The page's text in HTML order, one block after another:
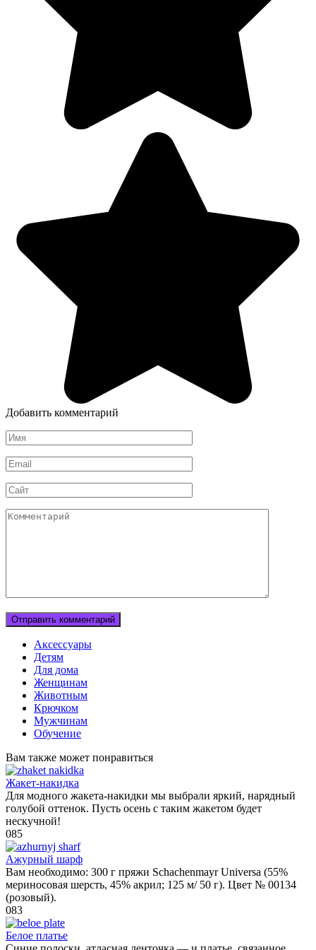
Добавить комментарий
Имя
Email
Сайт
Комментарий
Аксессуары
Детям
Для дома
Женщинам
Животным
Крючком
Мужчинам
Обучение
Вам также может понравиться
Жакет-накидка
Для модного жакета-накидки мы выбрали яркий, нарядный
голубой оттенок. Пусть осень с таким жакетом будет
нескучной!
085
Ажурный шарф
Вам необходимо: 300 г пряжи Schachenmayr Universa (55%
мериносовая шерсть, 45% акрил; 125 м/ 50 г). Цвет № 00134
(розовый).
083
Белое платье